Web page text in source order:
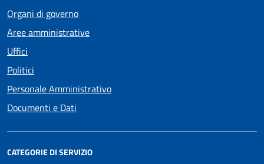
Organi di governo
Aree amministrative
Uffici
Politici
Personale Amministrativo
Documenti e Dati
CATEGORIE DI SERVIZIO